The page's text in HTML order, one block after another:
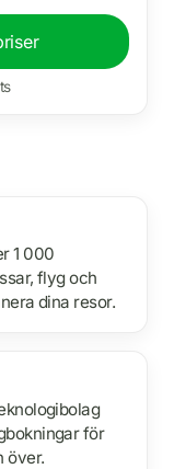
1 000
flyg och
dina resor.
för
över.